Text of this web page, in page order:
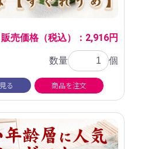
販売価格（税込）：2,916円
数量 個
る 商品を注文